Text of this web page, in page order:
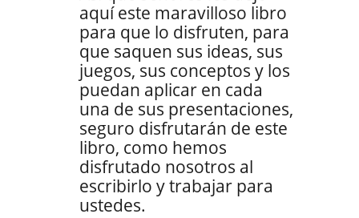
aquí este maravilloso libro
para que lo disfruten, para
que saquen sus ideas, sus
juegos, sus conceptos y los
puedan aplicar en cada
una de sus presentaciones,
seguro disfrutarán de este
libro, como hemos
disfrutado nosotros al
escribirlo y trabajar para
ustedes.